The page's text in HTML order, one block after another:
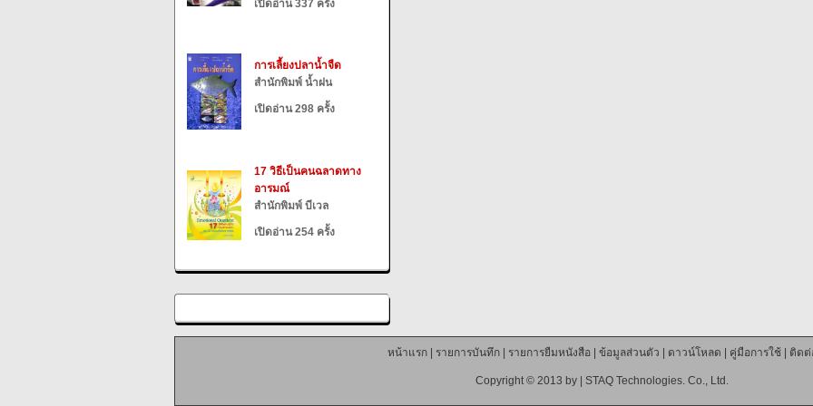
เปิดอ่าน 337 ครั้ง
การเลี้ยงปลาน้ำจืด
สำนักพิมพ์ น้ำฝน
เปิดอ่าน 298 ครั้ง
17 วิธีเป็นคนฉลาดทาง
อารมณ์
สำนักพิมพ์ บีเวล
เปิดอ่าน 254 ครั้ง
หน้าแรก| รายการบันทึก| รายการยืมหนังสือ ข้อมูลส่วนตัว ดาวน์โหลด คู่มือการใช้| ติดต่
Copyright © 2013 by | STAQ Technologies. Co., Ltd.